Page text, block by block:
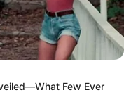
Few Ever